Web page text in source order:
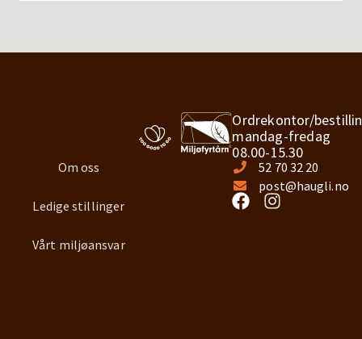
Om oss
Ledige stillinger
Vårt miljøansvar
Ordrekontor/
mandag-fredag
08.00-15.30
52 70 32 20
post@haugli.no